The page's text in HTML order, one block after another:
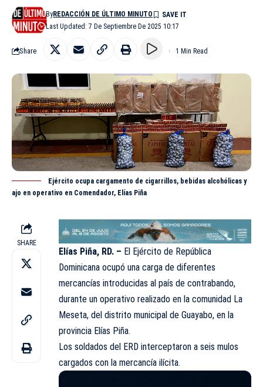
Last Updated: 7 De Septiembre De 2025 10:17
ByREDACCIÓN DE ÚLTIMO MINUTO
Share 1 Min Read
Ejército ocupa cargamento de cigarrillos, bebidas alcohólicas y
ajo en operativo en Comendador, Elías Piña
SHARE
Elías Piña, RD. – El Ejército de República
Dominicana ocupó una carga de diferentes
mercancías introducidas al país de contrabando,
durante un operativo realizado en la comunidad La
Meseta, del distrito municipal de Guayabo, en la
provincia Elías Piña.
Los soldados del ERD interceptaron a seis mulos
cargados con la mercancía ilícita.